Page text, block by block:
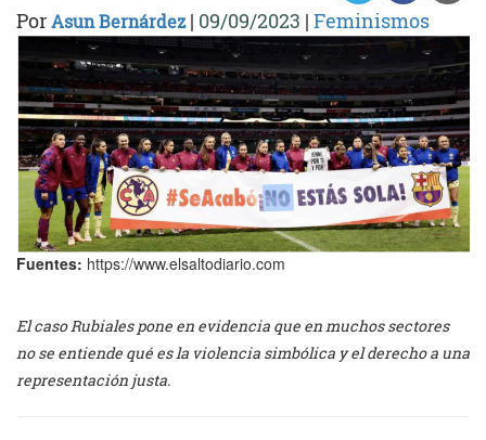
PorAsun Bernárdez| 09/09/2023 | Feminismos
Fuentes: https://www.elsaltodiario.com
El caso Rubiales pone en evidencia que en muchos sectores
no se entiende qué es la violencia simbólica y el derecho a una
representación justa.